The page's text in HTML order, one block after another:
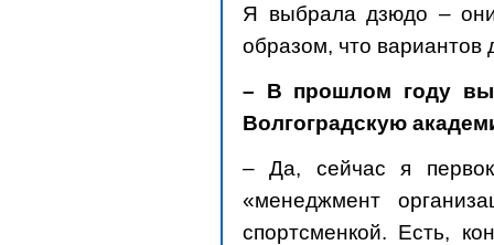
Я выбрала дзюдо –
образом, что вариантов
– В прошлом году вы
Волгоградскую
– Да, сейчас я
«менеджмент
спортсменкой. Есть,